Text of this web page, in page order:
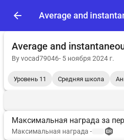
Average and
Byvocad79046- 5 ноября 2024 г.
Уровень 11 Средняя школа
Максимальная награда за
Максимальная награда -